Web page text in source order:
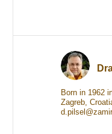
Born in 1962
Zagreb,